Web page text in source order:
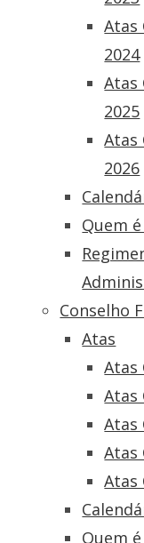
Atas
2024
Atas
2025
Atas
2026
Quem
Conselho
Atas
Atas
Atas
Atas
Atas
Atas
Quem